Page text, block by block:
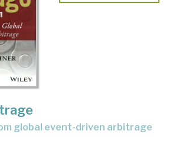
global event-driven arbitrage